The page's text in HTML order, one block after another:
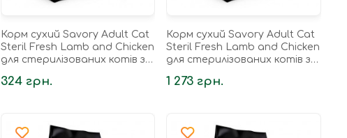
Корм сухий Savory Adult Cat
Steril Fresh Lamb and Chicken
для стерилізованих котів з
324 грн.
Корм сухий Savory Adult Cat
Steril Fresh Lamb and Chicken
для стерилізованих котів з
1 273 грн.